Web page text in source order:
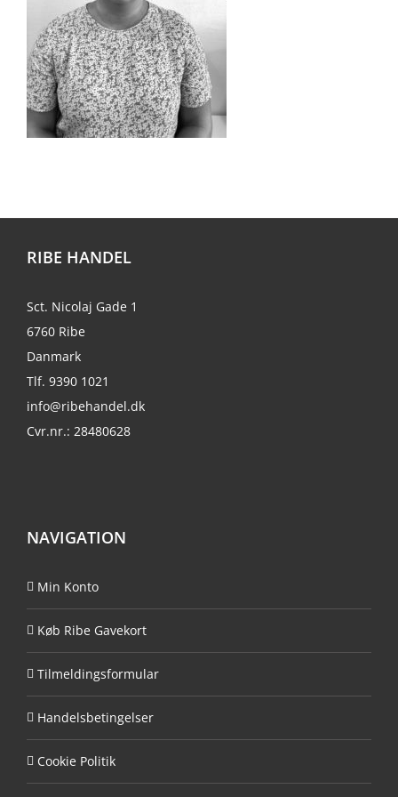
RIBE HANDEL
Sct. Nicolaj Gade 1
6760 Ribe
Danmark
Tlf. 9390 1021
info@ribehandel.dk
Cvr.nr.: 28480628
NAVIGATION
Min Konto
Køb Ribe Gavekort
Tilmeldingsformular
Handelsbetingelser
Cookie Politik